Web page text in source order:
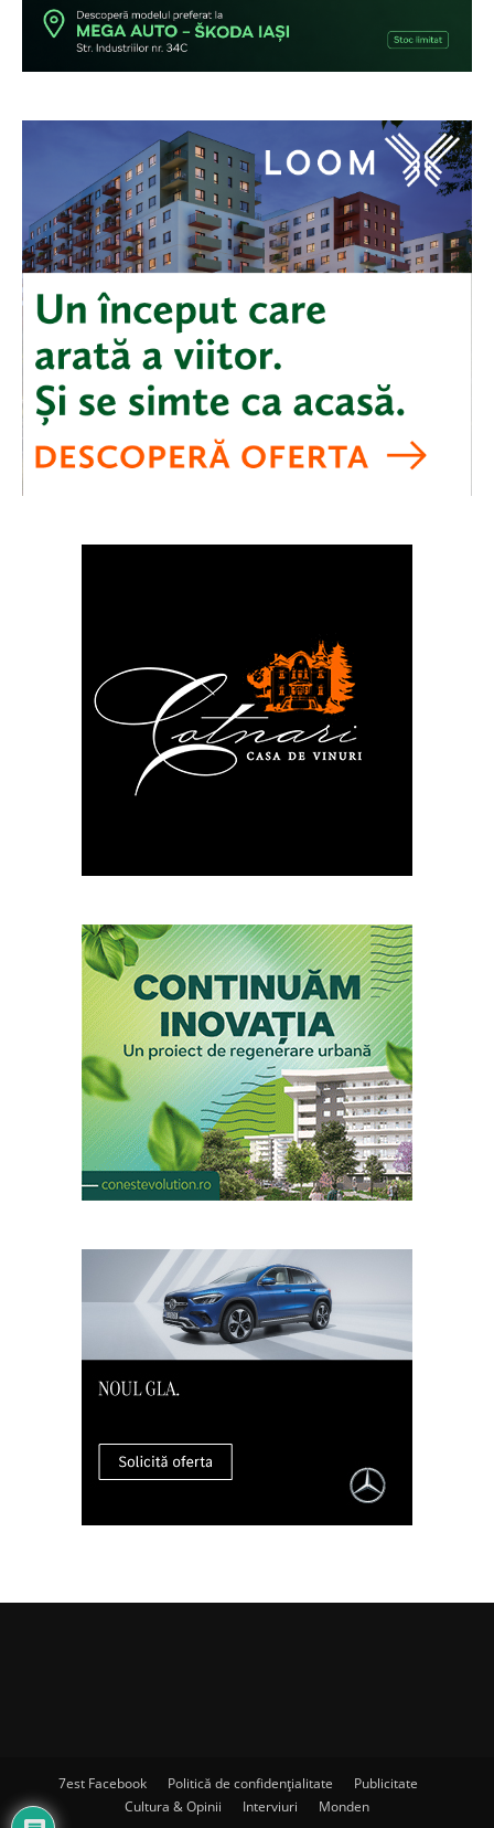
7est Facebook Politică de confidențialitate
Publicitate
Cultura & Opinii
Interviuri Monden